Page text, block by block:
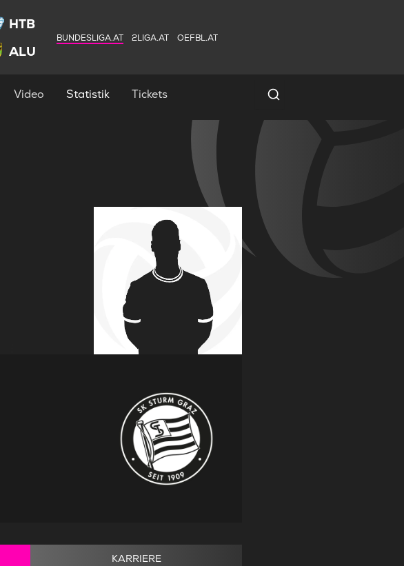
HTB
ALU
BUNDESLIGA.AT 2LIGA.AT OEFBL.AT
Video Statistik Tickets Spielersuche
KARRIERE